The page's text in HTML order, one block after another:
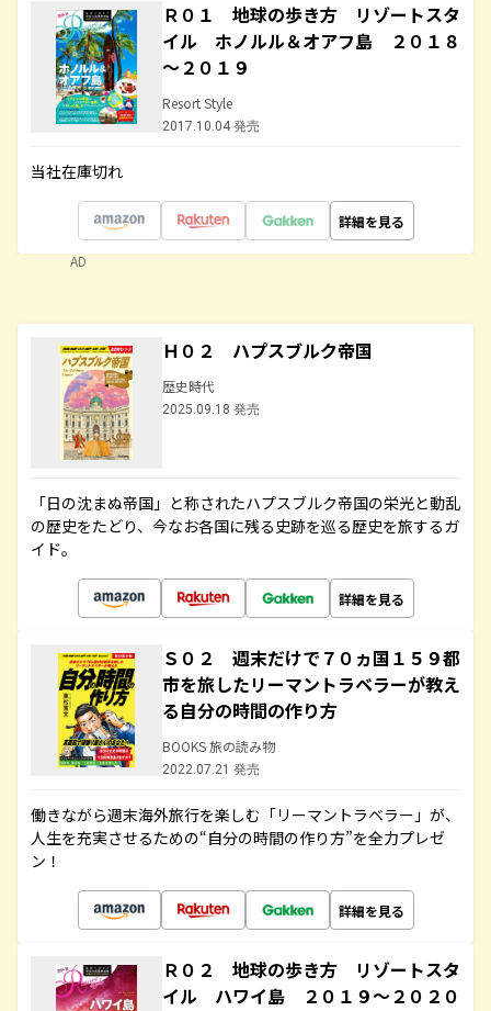
Ｒ０１ 地球の歩き方 リゾートスタ
イル ホノルル＆オアフ島 ２０１８
～２０１９
Resort Style
2017.10.04 発売
当社在庫切れ
詳細を見る
AD
Ｈ０２ ハプスブルク帝国
歴史時代
2025.09.18 発売
「日の沈まぬ帝国」と称されたハプスブルク帝国の栄光と動乱
の歴史をたどり、今なお各国に残る史跡を巡る歴史を旅するガ
イド。
詳細を見る
Ｓ０２ 週末だけで７０ヵ国１５９都
市を旅したリーマントラベラーが教え
る自分の時間の作り方
BOOKS 旅の読み物
2022.07.21 発売
働きながら週末海外旅行を楽しむ「リーマントラベラー」が、
人生を充実させるための“自分の時間の作り方”を全力プレゼ
ン！
詳細を見る
Ｒ０２ 地球の歩き方 リゾートスタ
イル ハワイ島 ２０１９～２０２０